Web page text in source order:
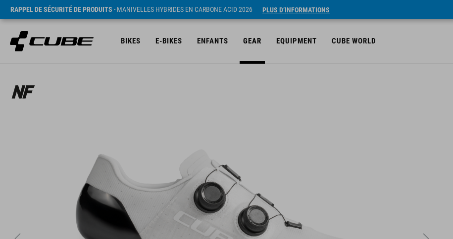
RAPPEL DE SÉCURITÉ DE PRODUITS - MANIVELLES HYBRIDES EN CARBONE ACID 2026 PLUS D’INFORMATIONS
BIKES E-BIKES ENFANTS GEAR EQUIPMENT CUBE WORLD